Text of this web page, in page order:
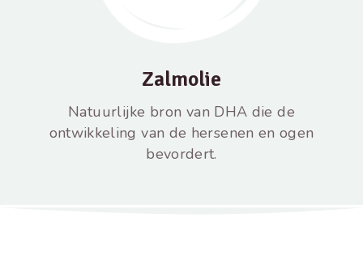
Zalmolie
Natuurlijke bron van DHA die de
ontwikkeling van de hersenen en ogen
bevordert.